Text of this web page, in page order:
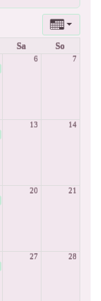
Sa So
6 7
13 14
20 21
27 28